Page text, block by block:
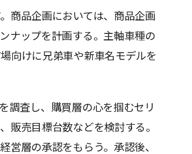
商品企画においては、商品企画
ナップを計画する。主軸車種の
向けに兄弟車や新車名モデルを
調査し、購買層の心を掴むセリ
販売目標台数などを検討する。
営層の承認をもらう。承認後、